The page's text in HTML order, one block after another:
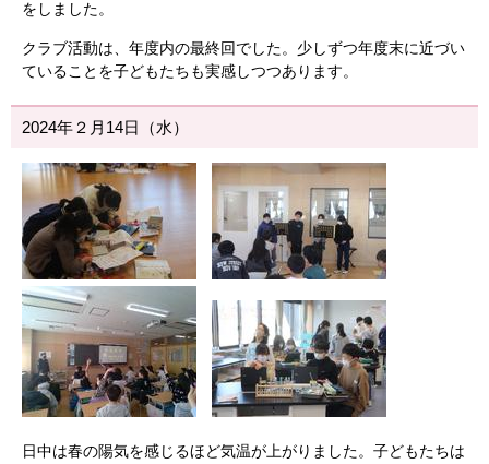
をしました。
クラブ活動は、年度内の最終回でした。少しずつ年度末に近づい
ていることを子どもたちも実感しつつあります。
2024年２月14日（水）
日中は春の陽気を感じるほど気温が上がりました。子どもたちは